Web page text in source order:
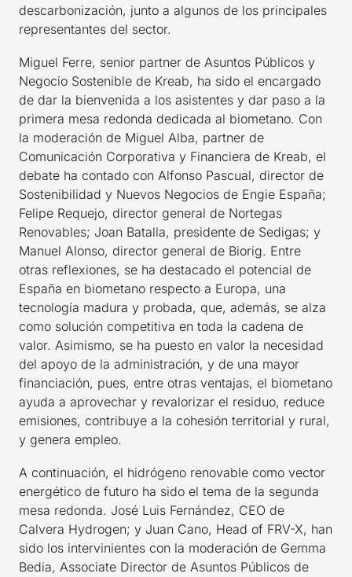
descarbonización, junto a algunos de los principales
representantes del sector.
Miguel Ferre, senior partner de Asuntos Públicos y
Negocio Sostenible de Kreab, ha sido el encargado
de dar la bienvenida a los asistentes y dar paso a la
primera mesa redonda dedicada al biometano. Con
la moderación de Miguel Alba, partner de
Comunicación Corporativa y Financiera de Kreab, el
debate ha contado con Alfonso Pascual, director de
Sostenibilidad y Nuevos Negocios de Engie España;
Felipe Requejo, director general de Nortegas
Renovables; Joan Batalla, presidente de Sedigas; y
Manuel Alonso, director general de Biorig. Entre
otras reflexiones, se ha destacado el potencial de
España en biometano respecto a Europa, una
tecnología madura y probada, que, además, se alza
como solución competitiva en toda la cadena de
valor. Asimismo, se ha puesto en valor la necesidad
del apoyo de la administración, y de una mayor
financiación, pues, entre otras ventajas, el biometano
ayuda a aprovechar y revalorizar el residuo, reduce
emisiones, contribuye a la cohesión territorial y rural,
y genera empleo.
A continuación, el hidrógeno renovable como vector
energético de futuro ha sido el tema de la segunda
mesa redonda. José Luis Fernández, CEO de
Calvera Hydrogen; y Juan Cano, Head of FRV-X, han
sido los intervinientes con la moderación de Gemma
Bedia, Associate Director de Asuntos Públicos de